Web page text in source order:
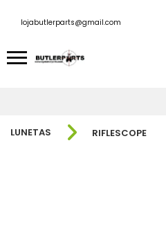
lojabutlerparts@gmail.com
LUNETAS RIFLESCOPE